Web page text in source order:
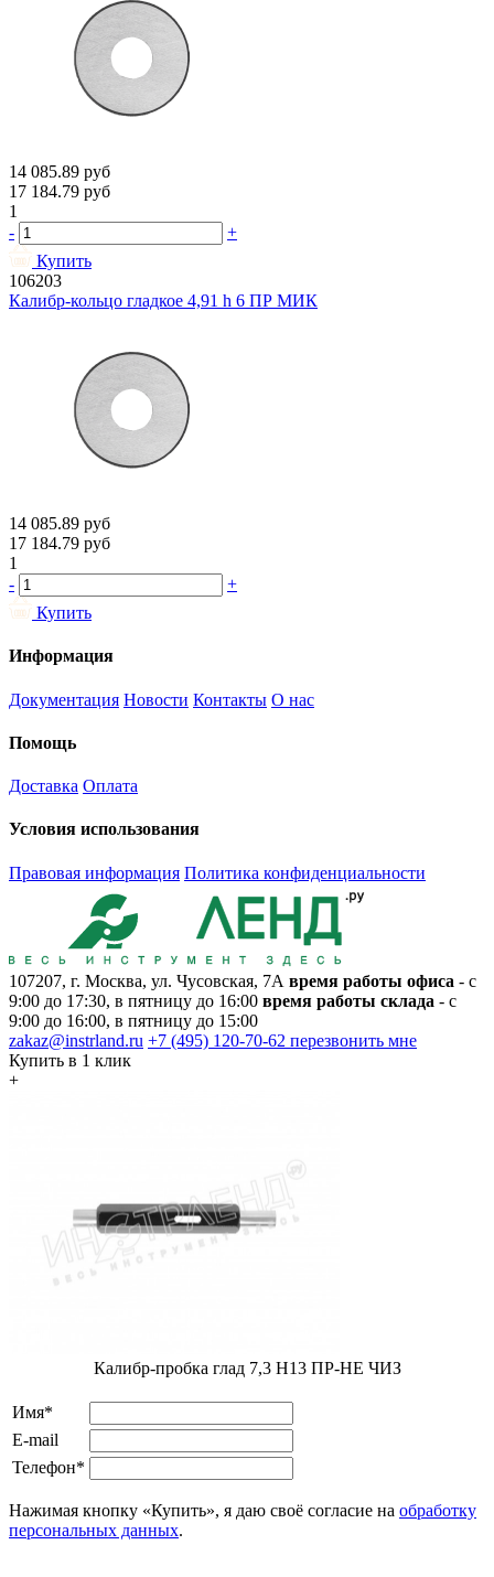
14 085.89 руб
17 184.79 руб
1
-
+
Купить
106203
Калибр-кольцо гладкое 4,91 h 6 ПР МИК
14 085.89 руб
17 184.79 руб
1
-
+
Купить
Информация
Документация Новости Контакты О нас
Помощь
Доставка Оплата
Условия использования
Правовая информация Политика конфиденциальности
107207, г. Москва, ул. Чусовская, 7А время работы офиса - с
9:00 до 17:30, в пятницу до 16:00 время работы склада - с
9:00 до 16:00, в пятницу до 15:00
zakaz@instrland.ru +7 (495) 120-70-62 перезвонить мне
Купить в 1 клик
+
Калибр-пробка глад 7,3 H13 ПР-НЕ ЧИЗ
Имя*
E-mail
Телефон*
Нажимая кнопку «Купить», я даю своё согласие на обработку
персональных данных.